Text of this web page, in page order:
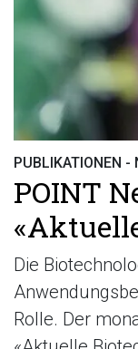
PUBLIKATIONEN -
POINT
Die
Rolle. Der